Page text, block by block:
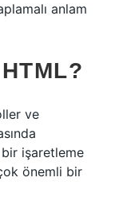
anlam
ve
işaretleme
önemli bir